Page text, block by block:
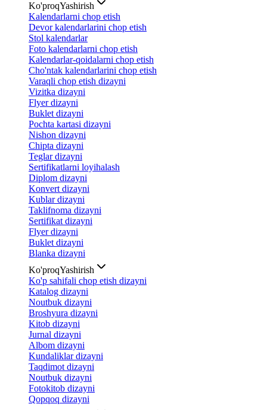
Ko'proqYashirish
Kalendarlarni chop etish
Devor kalendarlarini chop etish
Stol kalendarlar
Foto kalendarlarni chop etish
Kalendarlar-qoidalarni chop etish
Cho'ntak kalendarlarini chop etish
Varaqli chop etish dizayni
Vizitka dizayni
Flyer dizayni
Buklet dizayni
Pochta kartasi dizayni
Nishon dizayni
Chipta dizayni
Teglar dizayni
Sertifikatlarni loyihalash
Diplom dizayni
Konvert dizayni
Kublar dizayni
Taklifnoma dizayni
Sertifikat dizayni
Flyer dizayni
Buklet dizayni
Blanka dizayni
Ko'proqYashirish
Ko'p sahifali chop etish dizayni
Katalog dizayni
Noutbuk dizayni
Broshyura dizayni
Kitob dizayni
Jurnal dizayni
Albom dizayni
Kundaliklar dizayni
Taqdimot dizayni
Noutbuk dizayni
Fotokitob dizayni
Qopqoq dizayni